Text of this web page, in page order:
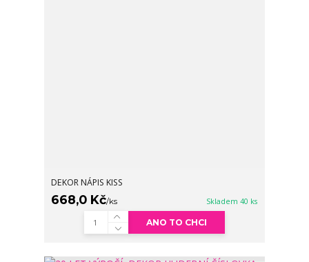
DEKOR NÁPIS KISS
668,0 Kč/ks Skladem 40 ks
ANO TO CHCI